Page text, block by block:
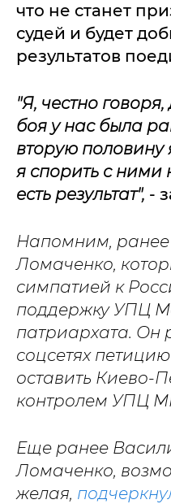
что не станет
судей и будет
результатов
"Я, честно
боя у нас была
вторую половину
я спорить с ними
есть результат", -
Напомним,
Ломаченко,
симпатией к
поддержку УПЦ
патриархата. Он
соцсетях
оставить Киево-
контролем УПЦ
Еще ранее
Ломаченко,
желая,